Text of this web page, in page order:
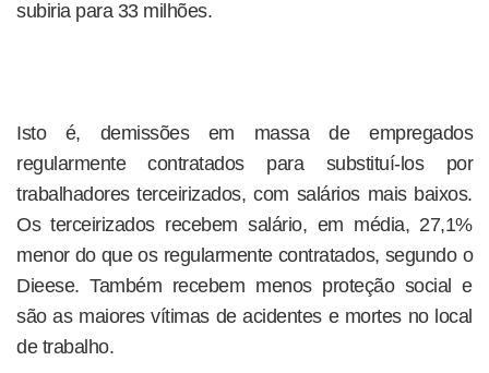
subiria para 33 milhões.
Isto é, demissões em massa de empregados
regularmente contratados para substituí-los por
trabalhadores terceirizados, com salários mais baixos.
Os terceirizados recebem salário, em média, 27,1%
menor do que os regularmente contratados, segundo o
Dieese. Também recebem menos proteção social e
são as maiores vítimas de acidentes e mortes no local
de trabalho.